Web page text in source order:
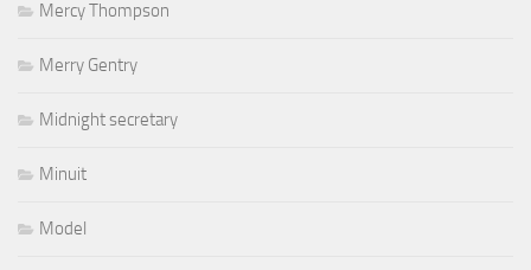
Mercy Thompson
Merry Gentry
Midnight secretary
Minuit
Model